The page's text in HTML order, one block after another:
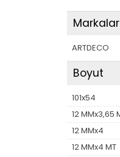
Markalar
ARTDECO
Boyut
101x54
12 MMx3,65
12 MMx4
12 MMx4 MT